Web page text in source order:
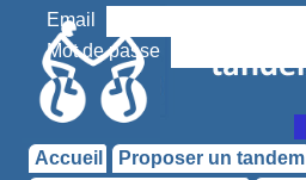
Email
Mot de passe
Accueil
Proposer un tandem